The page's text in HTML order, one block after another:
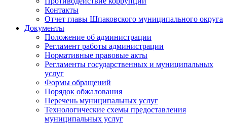
Контакты
Отчет главы Шпаковского муниципального округа
Документы
Положение об администрации
Регламент работы администрации
Нормативные правовые акты
Регламенты государственных и муниципальных
услуг
Формы обращений
Порядок обжалования
Перечень муниципальных услуг
Технологические схемы предоставления
муниципальных услуг